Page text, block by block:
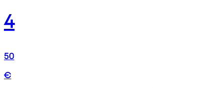
4
50
€